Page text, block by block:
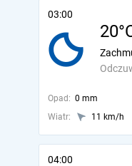
03:00
Opad: 0 mm
Wiatr:
11 km/h
04:00